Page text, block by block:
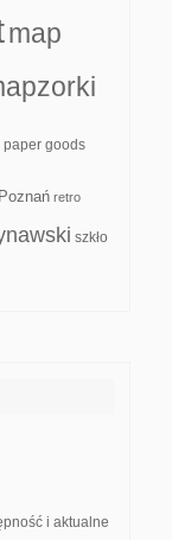
map
paper goods
Poznań retro
szkło
i aktualne